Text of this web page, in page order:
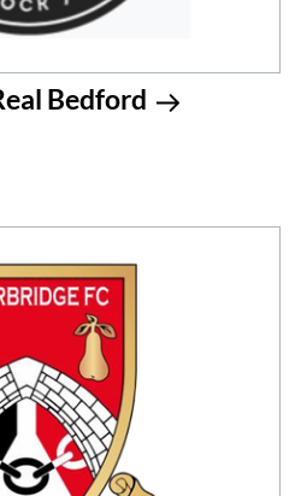
Bedford